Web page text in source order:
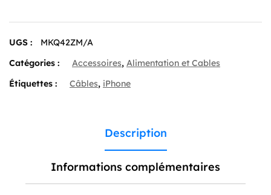
Lightning
(2m)
UGS :
MKQ42ZM/A
Catégories :
Accessoires, Alimentation et Cables
Étiquettes :
Câbles, iPhone
Description
Informations complémentaires